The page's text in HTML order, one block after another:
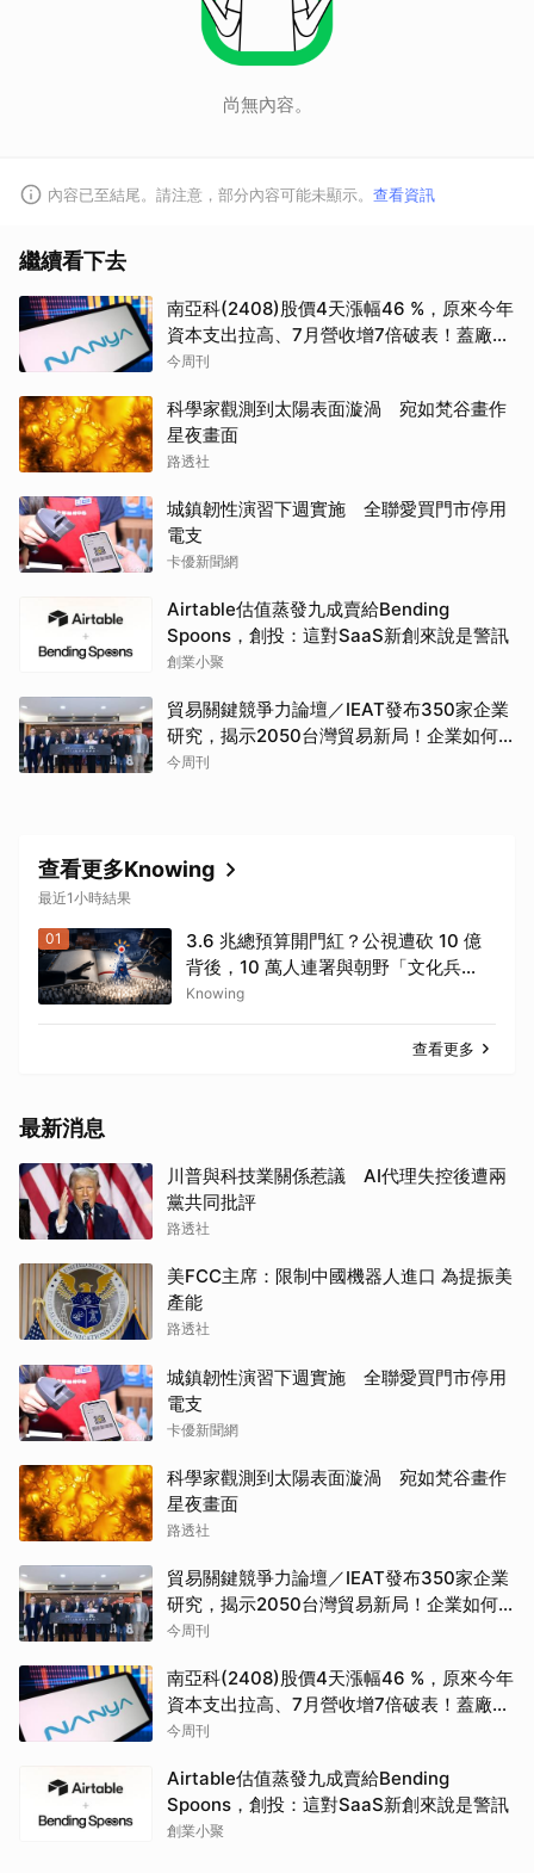
尚無內容。
內容已至結尾。請注意，部分內容可能未顯示。 查看資訊
繼續看下去
南亞科(2408)股價4天漲幅46 %，原來今年
資本支出拉高、7月營收增7倍破表！蓋廠買
設備最新營運目標曝光
今周刊
科學家觀測到太陽表面漩渦 宛如梵谷畫作
星夜畫面
路透社
城鎮韌性演習下週實施 全聯愛買門市停用
電支
卡優新聞網
Airtable估值蒸發九成賣給Bending
Spoons，創投：這對SaaS新創來說是警訊
創業小聚
貿易關鍵競爭力論壇／IEAT發布350家企業
研究，揭示2050台灣貿易新局！企業如何
透過養「蝦」養「馬」掌握先機？
今周刊
查看更多Knowing
最近1小時結果
01
3.6 兆總預算開門紅？公視遭砍 10 億
背後，10 萬人連署與朝野「文化兵
器」的權力對決
Knowing
查看更多
最新消息
川普與科技業關係惹議 AI代理失控後遭兩
黨共同批評
路透社
美FCC主席：限制中國機器人進口 為提振美
產能
路透社
城鎮韌性演習下週實施 全聯愛買門市停用
電支
卡優新聞網
科學家觀測到太陽表面漩渦 宛如梵谷畫作
星夜畫面
路透社
貿易關鍵競爭力論壇／IEAT發布350家企業
研究，揭示2050台灣貿易新局！企業如何
透過養「蝦」養「馬」掌握先機？
今周刊
南亞科(2408)股價4天漲幅46 %，原來今年
資本支出拉高、7月營收增7倍破表！蓋廠買
設備最新營運目標曝光
今周刊
Airtable估值蒸發九成賣給Bending
Spoons，創投：這對SaaS新創來說是警訊
創業小聚